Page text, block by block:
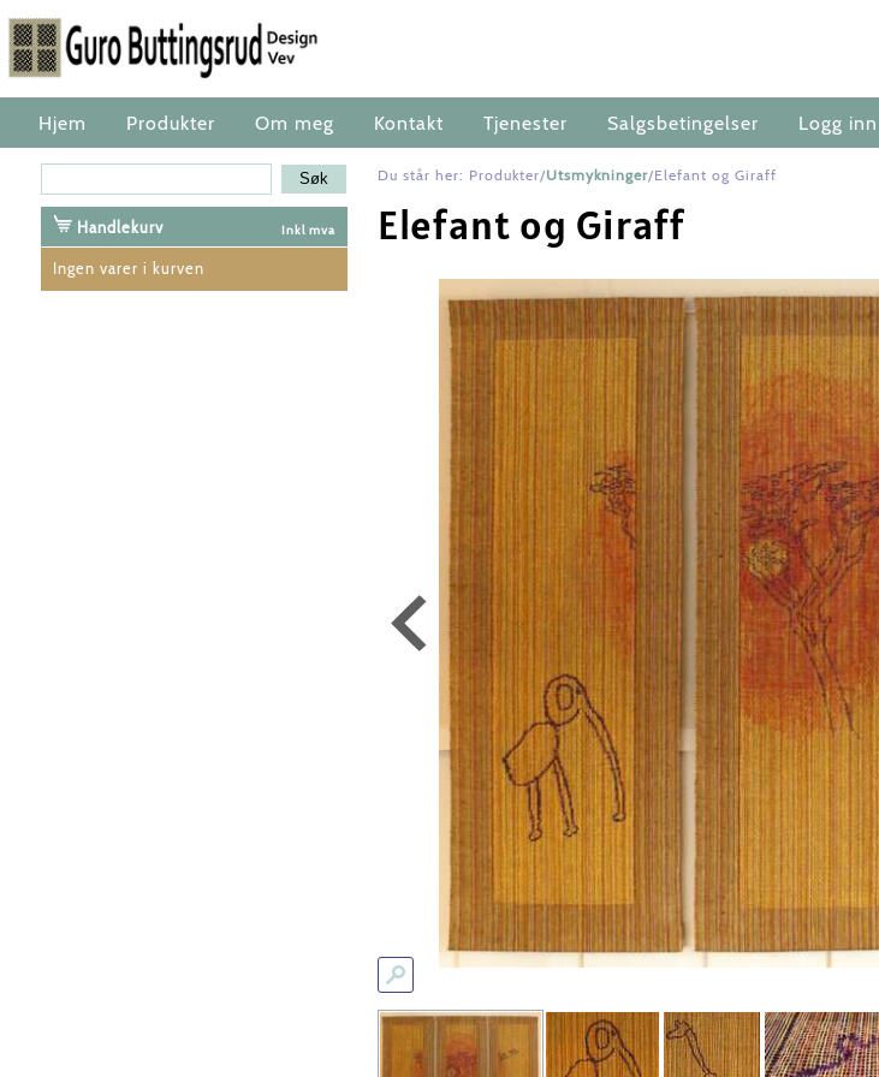
Hjem Produkter Om meg Kontakt Tjenester Salgsbetingelser Logg inn
Du står her: Produkter/Utsmykninger/Elefant og Giraff
Elefant og Giraff
Inkl mva
Handlekurv
Ingen varer i kurven